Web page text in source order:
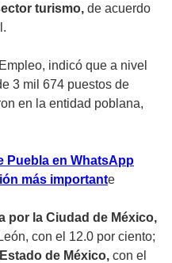
turismo, de acuerdo
indicó que a nivel
3 mil 674 puestos de
en la entidad poblana,
Puebla en WhatsApp
más importante
por la Ciudad de México,
con el 12.0 por ciento;
de México, con el